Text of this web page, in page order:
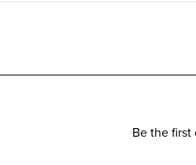
Be the